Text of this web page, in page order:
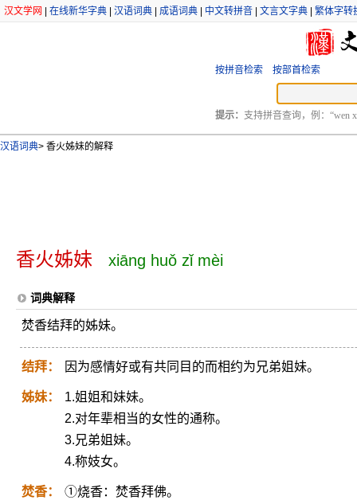
汉文学网 在线新华字典 汉语词典 成语词典 中文转拼音 文言文字典 繁体字转
按拼音检索 按部首检索
提示： 支持拼音查询，例：“wen
汉语词典> 香火姊妹的解释
香火姊妹 xiāng huǒ zǐ mèi
词典解释
焚香结拜的姊妹。
结拜： 因为感情好或有共同目的而相约为兄弟姐妹。
姊妹：
1.姐姐和妹妹。
2.对年辈相当的女性的通称。
3.兄弟姐妹。
4.称妓女。
焚香：
①烧香：焚香拜佛。